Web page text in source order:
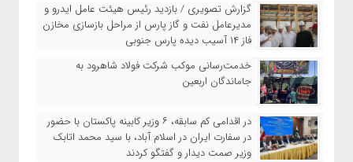
گزارش تصویری / بازدید رئیس هیئت عامل ایدرو و
مدیرعامل نفت و گاز پارس از مراحل بازسازی مخازن
فاز ۱۴ آسیب دیده پارس جنوبی
خدمت‌رسانی موکب شرکت فولاد شاهرود به
جاماندگان اربعین
در اقدامی کم سابقه، ۶ وزیر کابینه پاکستان با حضور
در سفارت ایران در اسلام آباد، با سید محمد اتابک
وزیر صمت دیدار و گفتگو کردند